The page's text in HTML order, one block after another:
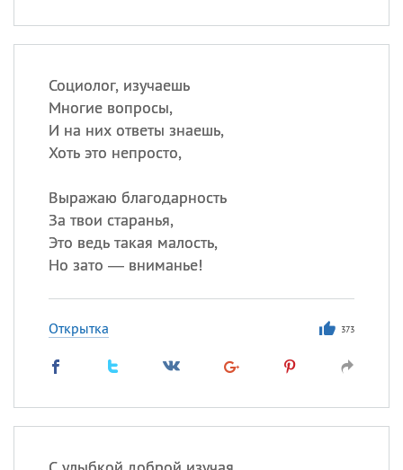
Социолог, изучаешь
Многие вопросы,
И на них ответы знаешь,
Хоть это непросто,
Выражаю благодарность
За твои старанья,
Это ведь такая малость,
Но зато — вниманье!
Открытка 373